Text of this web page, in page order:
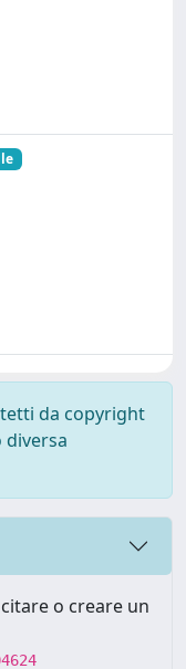
da copyright
o creare un